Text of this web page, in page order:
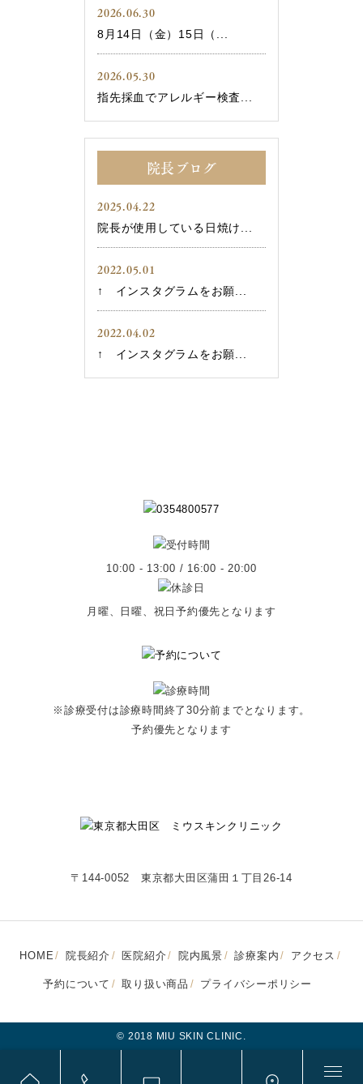
2026.06.30
8月14日（金）15日（...
2026.05.30
指先採血でアレルギー検査...
院長ブログ
2025.04.22
院長が使用している日焼け...
2022.05.01
↑ インスタグラムをお願...
2022.04.02
↑ インスタグラムをお願...
10:00 - 13:00 / 16:00 - 20:00
月曜、日曜、祝日予約優先となります
※診療受付は診療時間終了30分前までとなります。
予約優先となります
〒144-0052 東京都大田区蒲田１丁目26-14
HOME 院長紹介 医院紹介 院内風景 診療案内 アクセス
予約について 取り扱い商品 プライバシーポリシー
© 2018 MIU SKIN CLINIC.